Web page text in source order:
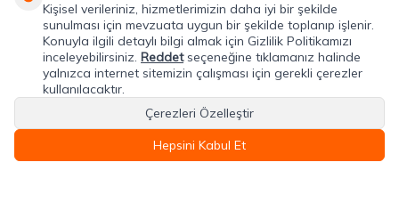
Uygulamalarımız
Adres & İletişim
Kişisel verileriniz, hizmetlerimizin daha iyi bir şekilde
sunulması için mevzuata uygun bir şekilde toplanıp işlenir.
Konuyla ilgili detaylı bilgi almak için Gizlilik Politikamızı
inceleyebilirsiniz. Reddetseçeneğine tıklamanız halinde
yalnızca internet sitemizin çalışması için gerekli çerezler
kullanılacaktır.
Çerezleri Özelleştir
Hepsini Kabul Et